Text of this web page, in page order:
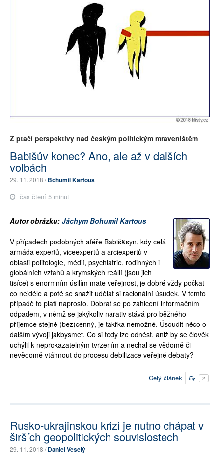
Z ptačí perspektivy nad českým politickým mraveništěm
Babišův konec? Ano, ale až v dalších
volbách
29. 11. 2018 /Bohumil Kartous
čas čtení 5 minut
Autor obrázku: Jáchym Bohumil Kartous
V případech podobných aféře Babiš&syn, kdy celá
armáda expertů, viceexpertů a arciexpertů v
oblasti politologie, médií, psychiatrie, rodinných i
globálních vztahů a krymských reálií (jsou jich
tisíce) s enormním úsilím mate veřejnost, je dobré vždy počkat
co nejdéle a poté se snažit udělat si racionální úsudek. V tomto
případě to platí naprosto. Dobrat se po zahlcení informačním
odpadem, v němž se jakýkoliv narativ stává pro běžného
příjemce stejně (bez)cenný, je takřka nemožné. Úsoudit něco o
dalším vývoji jakbysmet. Co si tedy lze odnést, aniž by se člověk
uchýlil k neprokazatelným tvrzením a nechal se vědomě či
nevědomě vtáhnout do procesu debilizace veřejné debaty?
Celý článek 2
Rusko-ukrajinskou krizi je nutno chápat v
širších geopolitických souvislostech
29. 11. 2018 /Daniel Veselý